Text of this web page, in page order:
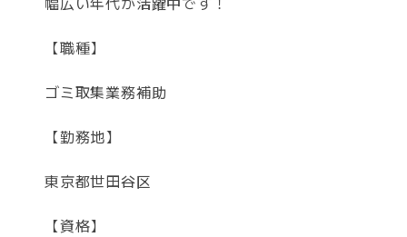
【職種】
ゴミ取集業務補助
【勤務地】
東京都世田谷区
【資格】